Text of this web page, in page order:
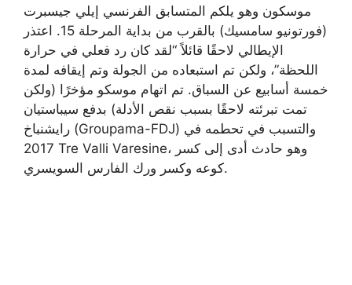
موسكون وهو يلكم المتسابق الفرنسي إيلي جيسبرت
(فورتونيو سامسيك) بالقرب من بداية المرحلة 15. اعتذر
الإيطالي لاحقًا قائلاً “لقد كان رد فعلي في حرارة
اللحظة”، ولكن تم استبعاده من الجولة وتم إيقافه لمدة
خمسة أسابيع عن السباق. تم اتهام موسكو مؤخرًا (ولكن
تمت تبرئته لاحقًا بسبب نقص الأدلة) بدفع سيباستيان
رايشنباخ (Groupama-FDJ) والتسبب في تحطمه في
2017 Tre Valli Varesine، وهو حادث أدى إلى كسر
كوعه وكسر ورك الفارس السويسري.